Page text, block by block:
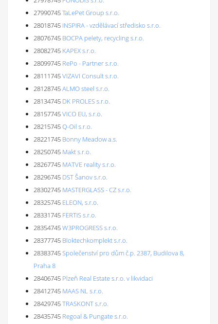
27990745TaLePet Group s.r.o.
28018745 INSPIRA - vzdělávací středisko s.r.o.
28076745 BOCPA pelety, recycling s.r.o.
28082745 KAPEX s.r.o.
28099745 RePo - Partner s.r.o.
28111745VIZAVI Consult s.r.o.
28128745ALMO steel s.r.o.
28134745 DK PROLES s.r.o.
28157745VICO EU, s.r.o.
28215745Q-Oil s.r.o.
28221745 Bonny Meadow a.s.
28250745 Makt s.r.o.
28267745 MATVE reality s.r.o.
28296745 DST Šanov s.r.o.
28302745 MASTERGLASS - CZ s.r.o.
28325745 ELEON, s.r.o.
28331745 FERTIS s.r.o.
28354745W3PROGRESS s.r.o.
28377745 Bloktechkomplekt s.r.o.
28383745Společenství pro dům č.p. 2387, Budilova 8,
Praha 8
28406745 Plzeň Real Estate s.r.o. v likvidaci
28412745 MAAS NL s.r.o.
28429745TRASKONT s.r.o.
28435745 Regoal & Pungate s.r.o.